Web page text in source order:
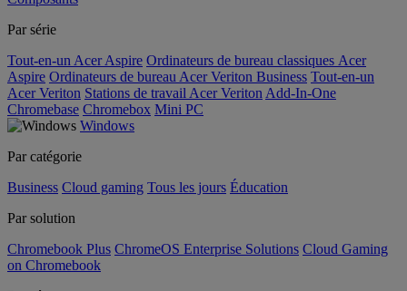
Par série
Tout-en-un Acer Aspire Ordinateurs de bureau classiques Acer
Aspire Ordinateurs de bureau Acer Veriton Business Tout-en-un
Acer Veriton Stations de travail Acer Veriton Add-In-One
Chromebase Chromebox Mini PC
Windows
Par catégorie
Business Cloud gaming Tous les jours Éducation
Par solution
Chromebook Plus ChromeOS Enterprise Solutions Cloud Gaming
on Chromebook